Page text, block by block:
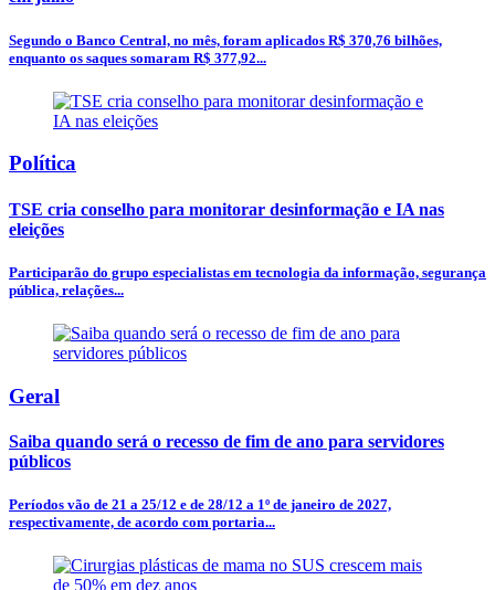
Segundo o Banco Central, no mês, foram aplicados R$ 370,76 bilhões,
enquanto os saques somaram R$ 377,92...
Política
TSE cria conselho para monitorar desinformação e IA nas
eleições
Participarão do grupo especialistas em tecnologia da informação, segurança
pública, relações...
Geral
Saiba quando será o recesso de fim de ano para servidores
públicos
Períodos vão de 21 a 25/12 e de 28/12 a 1º de janeiro de 2027,
respectivamente, de acordo com portaria...